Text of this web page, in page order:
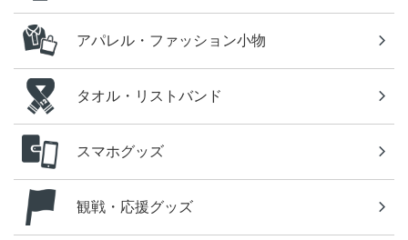
アパレル・ファッション小物
タオル・リストバンド
スマホグッズ
観戦・応援グッズ